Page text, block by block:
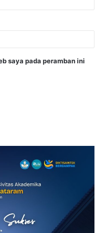
saya pada peramban ini